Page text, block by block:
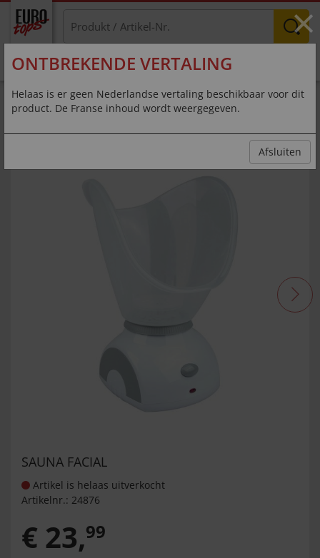
MENU
Détente et soin beauté en un seul
geste !
SAUNA FACIAL
Artikel is helaas uitverkocht
Artikelnr.: 24876
€ 23,99
×
ONTBREKENDE VERTALING
Helaas is er geen Nederlandse vertaling beschikbaar voor dit
product. De Franse inhoud wordt weergegeven.
Afsluiten